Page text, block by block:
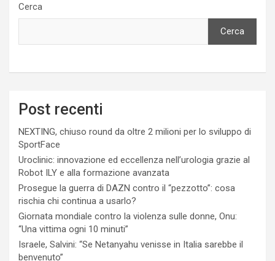
Cerca
Cerca
Post recenti
NEXTING, chiuso round da oltre 2 milioni per lo sviluppo di
SportFace
Uroclinic: innovazione ed eccellenza nell’urologia grazie al
Robot ILY e alla formazione avanzata
Prosegue la guerra di DAZN contro il “pezzotto”: cosa
rischia chi continua a usarlo?
Giornata mondiale contro la violenza sulle donne, Onu:
“Una vittima ogni 10 minuti”
Israele, Salvini: “Se Netanyahu venisse in Italia sarebbe il
benvenuto”